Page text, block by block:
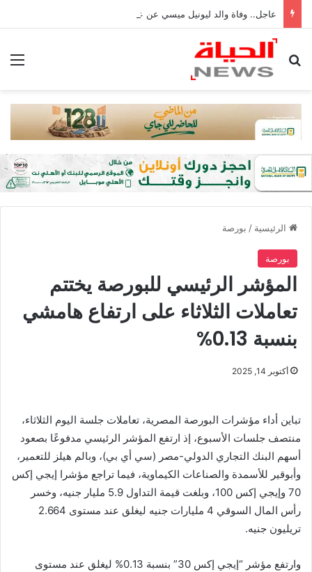
عاجل.. وفاة والد ليونيل ميسي عن عمر 68 عامًا في الأرجنتين
بحث عن
الرئيسية / بورصة
بورصة
المؤشر الرئيسي للبورصة يختتم
تعاملات الثلاثاء على ارتفاع هامشي
بنسبة 0.13%
أكتوبر 14, 2025
تباين أداء مؤشرات البورصة المصرية، تعاملات جلسة اليوم الثلاثاء،
منتصف جلسات الأسبوع، إذ ارتفع المؤشر الرئيسي مدفوعًا بصعود
أسهم البنك التجاري الدولي-مصر (سي أي بي)، وبالم هيلز للتعمير،
وأبوقير للأسمدة والصناعات الكيماوية، فيما تراجع مؤشرا إيجي إكس
70 وإيجي إكس 100، وبلغت قيمة التداول 5.9 مليار جنيه، وخسر
رأس المال السوقي 4 مليارات جنيه ليغلق عند مستوى 2.664
تريليون جنيه.
وارتفع مؤشر “إيجي إكس 30” بنسبة 0.13% ليغلق عند مستوى